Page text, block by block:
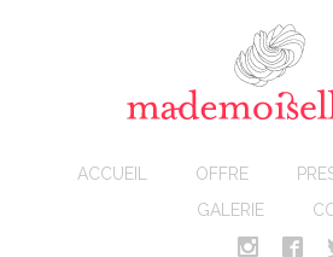
ACCUEIL OFFRE
GALERIE